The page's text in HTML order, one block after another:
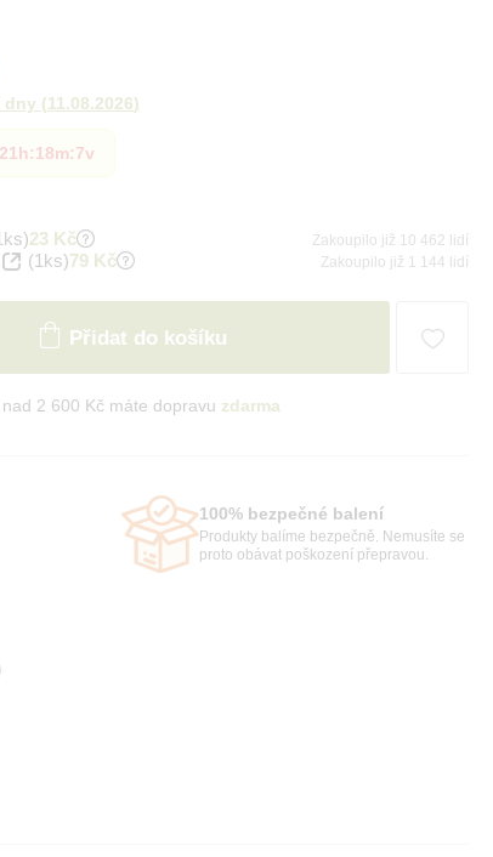
dny (11.08.2026)
21h:18m:6v
23 Kč Zakoupilo již 10 462 lidí
(1ks)79 Kč Zakoupilo již 1 144 lidí
Přidat do košíku
2 600 Kč máte dopravu zdarma
100% bezpečné balení
Produkty balíme bezpečně. Nemusíte se
proto obávat poškození přepravou.